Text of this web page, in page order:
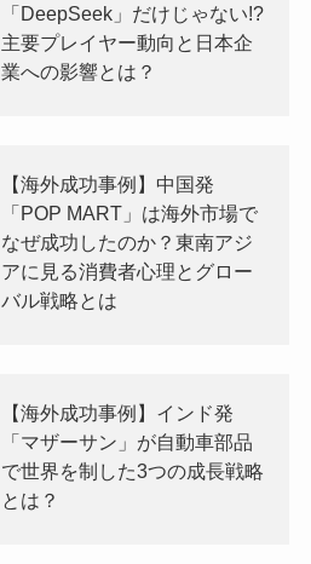
「DeepSeek」だけじゃない!?
主要プレイヤー動向と日本企
業への影響とは？
【海外成功事例】中国発
「POP MART」は海外市場で
なぜ成功したのか？東南アジ
アに見る消費者心理とグロー
バル戦略とは
【海外成功事例】インド発
「マザーサン」が自動車部品
で世界を制した3つの成長戦略
とは？